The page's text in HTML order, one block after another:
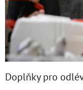
Doplňky pro